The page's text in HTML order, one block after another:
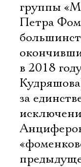
группы
Петра
в 2018
за